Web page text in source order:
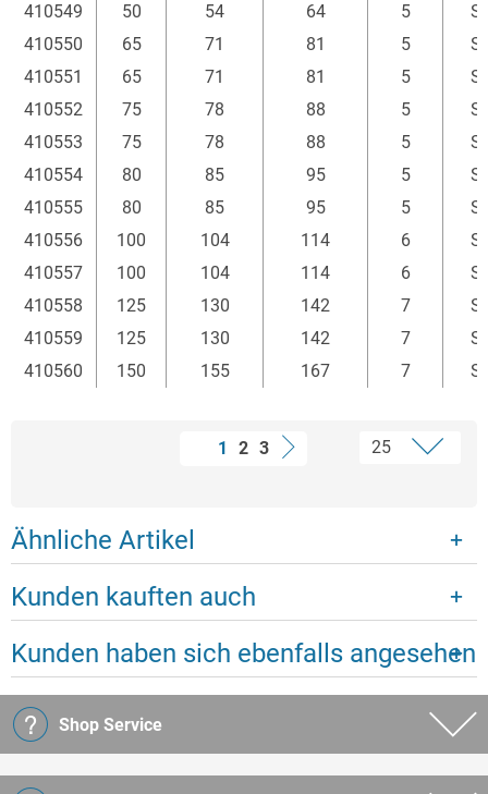
410549
50 54 64 5
410550
65 71 81 5
410551
65 71 81 5
410552
75 78 88 5
410553
75 78 88 5
410554
80 85 95 5
410555
80 85 95 5
410556
100 104 114 6
410557
100 104 114 6
410558
125 130 142 7
410559
125 130 142 7
410560
150 155 167 7
1 2 3
Ähnliche Artikel
Kunden kauften auch
Kunden haben sich ebenfalls angesehen
Shop Service